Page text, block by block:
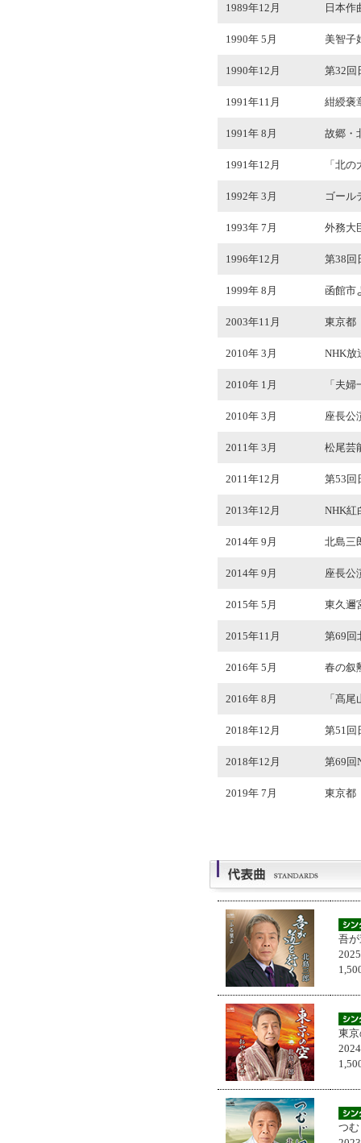
1989年12月 日本作
1990年 5月 美智子
1990年12月 第32回
1991年11月 紺綬褒
1991年 8月 故郷・
1991年12月 「北
1992年 3月 ゴール
1993年 7月 外務大
1996年12月 第38回
1999年 8月 函館市
2003年11月 東京都
2010年 3月 NHK放
2010年 1月 「夫
2010年 3月 座長公
2011年 3月 松尾芸
2011年12月 第53回
2013年12月 NHK紅
2014年 9月 北島三
2014年 9月 座長公
2015年 5月 東久邇
2015年11月 第69回
2016年 5月 春の叙
2016年 8月 「髙
2018年12月 第51回
2018年12月 第69回
2019年 7月 東京都
吾
東
つ